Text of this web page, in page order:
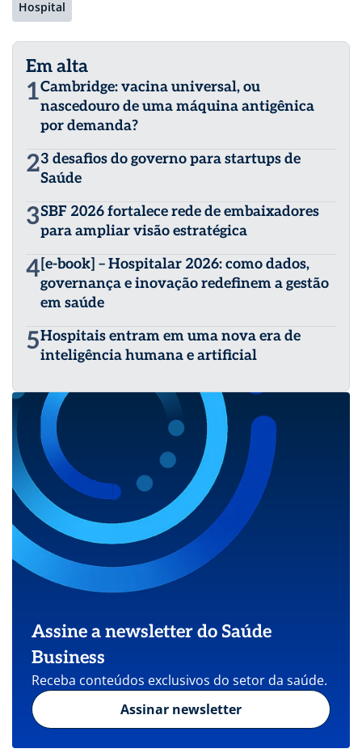
Hospital
Em alta
1Cambridge: vacina universal, ou
nascedouro de uma máquina antigênica
por demanda?
23 desafios do governo para startups de
Saúde
3SBF 2026 fortalece rede de embaixadores
para ampliar visão estratégica
4[e-book] – Hospitalar 2026: como dados,
governança e inovação redefinem a gestão
em saúde
5Hospitais entram em uma nova era de
inteligência humana e artificial
Assine a newsletter do Saúde
Business
Receba conteúdos exclusivos do setor da saúde.
Assinar newsletter